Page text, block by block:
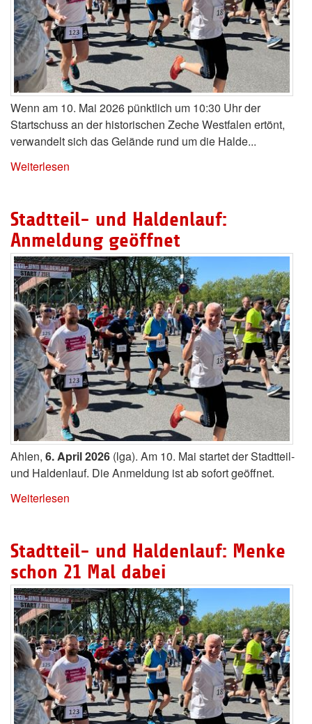
Wenn am 10. Mai 2026 pünktlich um 10:30 Uhr der
Startschuss an der historischen Zeche Westfalen ertönt,
verwandelt sich das Gelände rund um die Halde...
Weiterlesen
Stadtteil- und Haldenlauf:
Anmeldung geöffnet
Ahlen, 6. April 2026 (lga). Am 10. Mai startet der Stadtteil-
und Haldenlauf. Die Anmeldung ist ab sofort geöffnet.
Weiterlesen
Stadtteil- und Haldenlauf: Menke
schon 21 Mal dabei